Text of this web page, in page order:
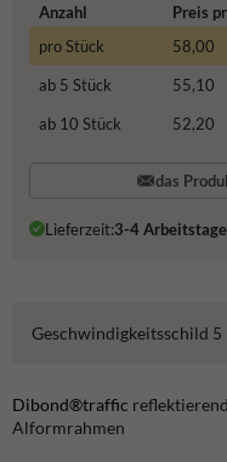
Anzahl Preis
pro Stück
58,00
ab 5 Stück
55,10
ab 10 Stück
52,20
das
Lieferzeit:3-4 Arbeitstage
Geschwindigkeitsschild 5
Dibond®traffic
Alformrahmen